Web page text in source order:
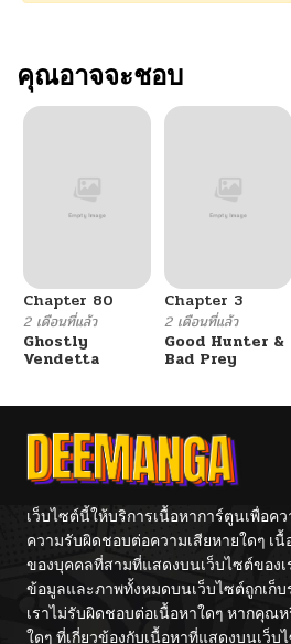
คุณอาจจะชอบ
Chapter 80
2 เดือนที่แล้ว
Ghostly
Vendetta
Chapter 3
2 เดือนที่แล้ว
Good Hunter &
Bad Prey
เว็บไซต์นี้ให้บริการเนื้อหาการ์ตูนเพื่อค
ความรับผิดชอบต่อความเสียหายใดๆ เ
ของบุคคลที่สามที่แสดงบนเว็บไซต์ของเ
ข้อมูลและภาพทั้งหมดบนเว็บไซต์ถูกเก็บ
เราไม่รับผิดชอบต่อเนื้อหาใดๆ หากคุ
ใดๆ ที่เกี่ยวข้องกับเนื้อหาที่แสดงบนเว็บ